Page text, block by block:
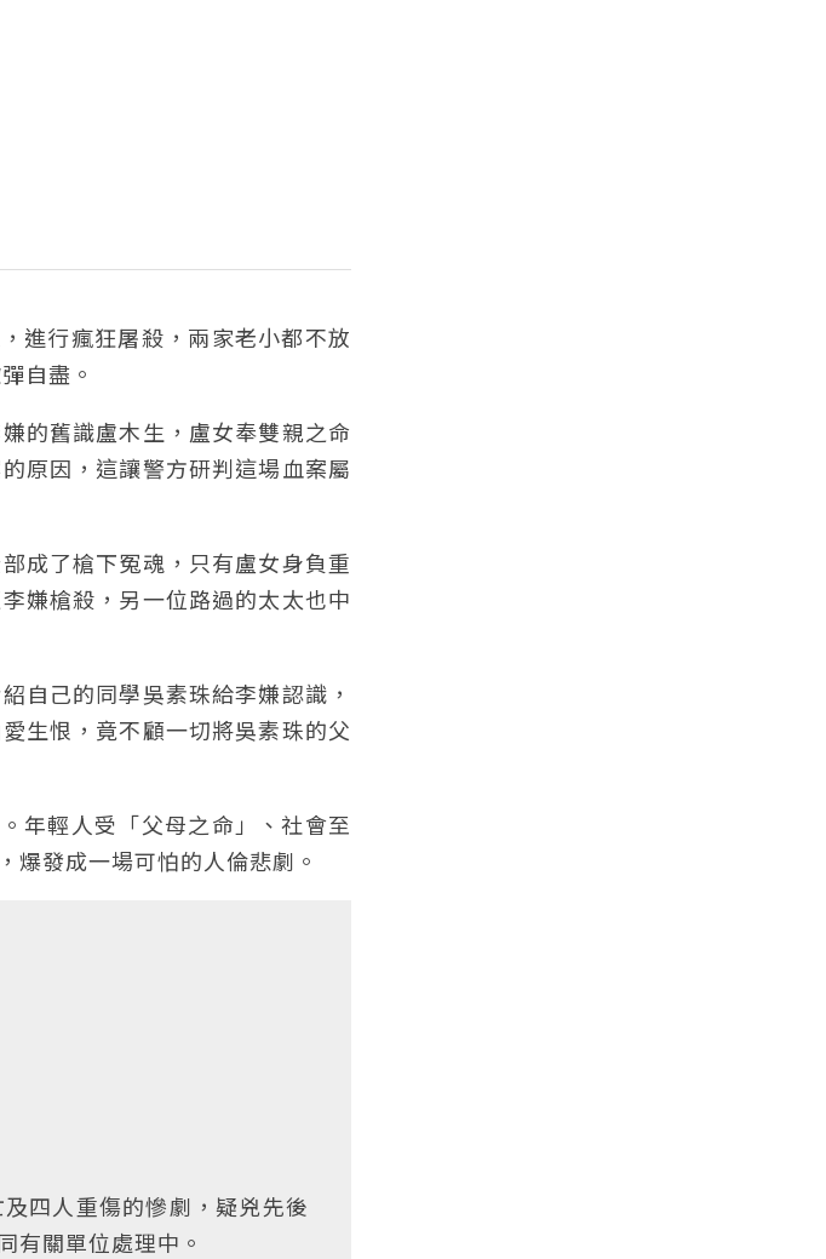
進行瘋狂屠殺，兩家老小都不放
自盡。
的舊識盧木生，盧女奉雙親之命
原因，這讓警方研判這場血案屬
成了槍下冤魂，只有盧女身負重
嫌槍殺，另一位路過的太太也中
自己的同學吳素珠給李嫌認識，
生恨，竟不顧一切將吳素珠的父
年輕人受「父母之命」、社會至
爆發成一場可怕的人倫悲劇。
四人重傷的慘劇，疑兇先後
有關單位處理中。